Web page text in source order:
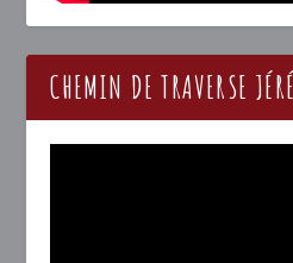
CHEMIN DE TRAVERSE